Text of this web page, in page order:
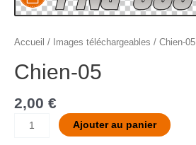
Accueil / Images téléchargeables / Chien-05
Chien-05
2,00 €
Ajouter au panier